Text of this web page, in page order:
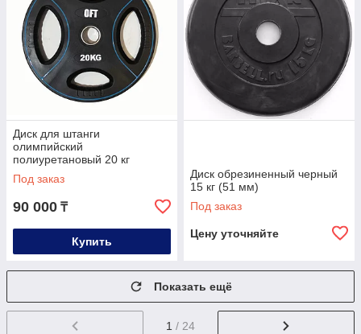
Диск для штанги
олимпийский
полиуретановый 20 кг
Под заказ
90 000 ₸
Купить
Диск обрезиненный черный
15 кг (51 мм)
Под заказ
Цену уточняйте
Показать ещё
1 / 24